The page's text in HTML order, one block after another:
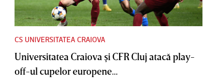
CS UNIVERSITATEA CRAIOVA
Universitatea Craiova şi CFR Cluj atacă play-
off-ul cupelor europene...